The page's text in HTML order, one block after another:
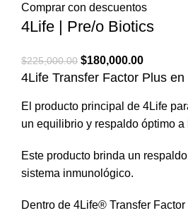
Comprar con descuentos
4Life | Pre/o Biotics
$225,000.00 El
precio
era:
$225,000.00.
$180,000.00El
precio
es:
4Life Transfer Factor Plus en
El producto principal de 4Life
un equilibrio y respaldo óptimo
Este producto brinda un
sistema inmunológico.
Dentro de 4Life® Transfer